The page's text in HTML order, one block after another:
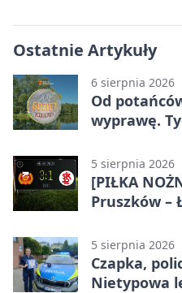
Ostatnie Artykuły
6 sierpnia 2026
Od
wyprawę.
5 sierpnia 2026
[PIŁKA
Pruszków –
5 sierpnia 2026
Czapka,
Nietypowa